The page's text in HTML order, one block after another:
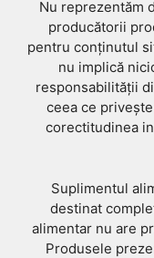
Nu reprezentăm
producătorii
pentru conținutul
nu implică
responsabilității
ceea ce
corectitudinea
Suplimentul
destinat
alimentar nu are
Produsele